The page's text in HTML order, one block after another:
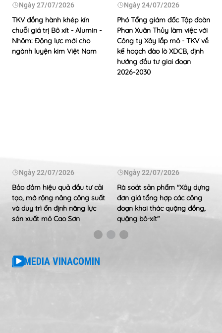
Ngày27/07/2026
TKV đồng hành khép kín
chuỗi giá trị Bô xít - Alumin -
Nhôm: Động lực mới cho
ngành luyện kim Việt Nam
Ngày24/07/2026
Phó Tổng giám đốc Tập đoàn
Phan Xuân Thủy làm việc với
Công ty Xây lắp mỏ - TKV về
kế hoạch đào lò XDCB, định
hướng đầu tư giai đoạn
2026-2030
Ngày22/07/2026
Bảo đảm hiệu quả đầu tư cải
tạo, mở rộng nâng công suất
và duy trì ổn định năng lực
sản xuất mỏ Cao Sơn
Ngày22/07/2026
Rà soát sản phẩm "Xây dựng
đơn giá tổng hợp các công
đoạn khai thác quặng đồng,
quặng bô-xít"
MEDIA VINACOMIN